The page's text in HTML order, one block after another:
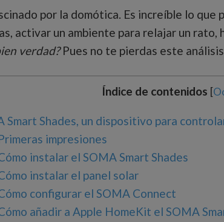
por la domótica. Es increíble lo
activar un ambiente para relajar un rato,
verdad?Pues no te pierdas este
Índice de contenidos [
Smart Shades, un dispositivo para
impresiones
instalar el SOMA Smart Shades
instalar el panel solar
configurar el SOMA Connect
añadir a Apple HomeKit el SOMA